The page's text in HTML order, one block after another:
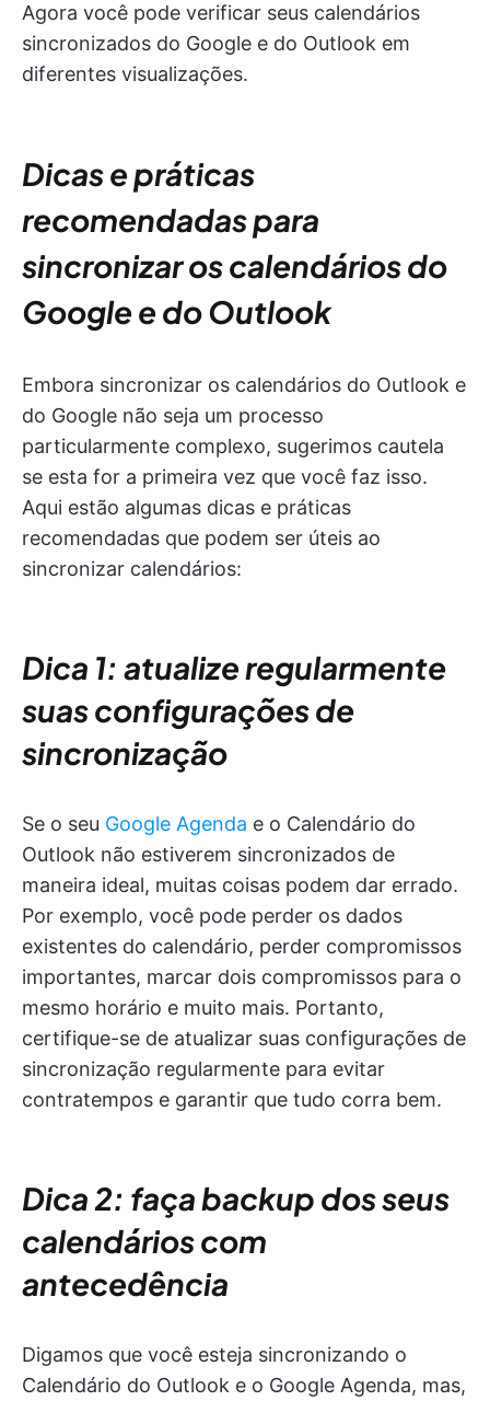
Agora você pode verificar seus calendários
sincronizados do Google e do Outlook em
diferentes visualizações.
Dicas e práticas
recomendadas para
sincronizar os calendários do
Google e do Outlook
Embora sincronizar os calendários do Outlook e
do Google não seja um processo
particularmente complexo, sugerimos cautela
se esta for a primeira vez que você faz isso.
Aqui estão algumas dicas e práticas
recomendadas que podem ser úteis ao
sincronizar calendários:
Dica 1: atualize regularmente
suas configurações de
sincronização
Se o seu Google Agenda e o Calendário do
Outlook não estiverem sincronizados de
maneira ideal, muitas coisas podem dar errado.
Por exemplo, você pode perder os dados
existentes do calendário, perder compromissos
importantes, marcar dois compromissos para o
mesmo horário e muito mais. Portanto,
certifique-se de atualizar suas configurações de
sincronização regularmente para evitar
contratempos e garantir que tudo corra bem.
Dica 2: faça backup dos seus
calendários com
antecedência
Digamos que você esteja sincronizando o
Calendário do Outlook e o Google Agenda, mas,